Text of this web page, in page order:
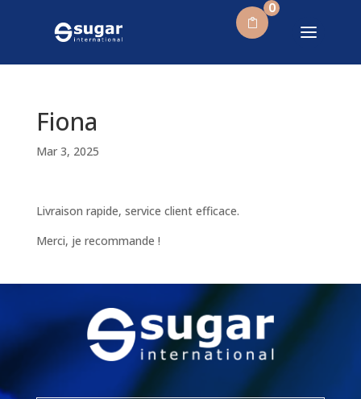
0
Fiona
Mar 3, 2025
Livraison rapide, service client efficace.
Merci, je recommande !